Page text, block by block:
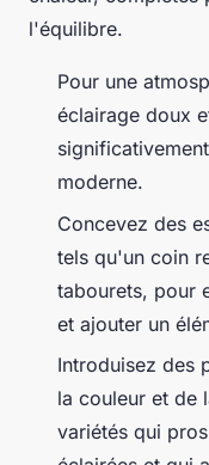
l'équilibre.
Pour une
éclairage doux
moderne.
Concevez des
tels qu'un coin
tabourets, pour
et ajouter un
Introduisez des
la couleur et de
variétés qui